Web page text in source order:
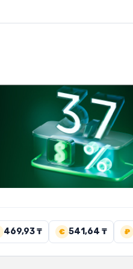
469,93 ₸ € 541,64 ₸ ₽